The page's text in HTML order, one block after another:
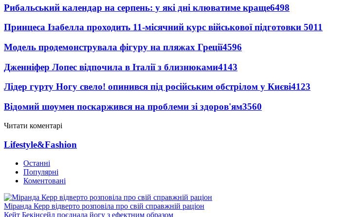
Рибальський календар на серпень: у які дні клюватиме краще6498
Принцеса Ізабелла проходить 11-місячний курс військової підготовки 5011
Модель продемонструвала фігуру на пляжах Греції4596
Дженніфер Лопес відпочила в Італії з близнюками4143
Лідер гурту Ногу свело! опинився під російським обстрілом у Києві4123
Відомий шоумен поскаржився на проблеми зі здоров'ям3560
Читати коментарі
Lifestyle&Fashion
Останні
Популярні
Коментовані
Міранда Керр відверто розповіла про свій справжній раціон
Кейт Бекінсейл поєднала йогу з ефектним образом